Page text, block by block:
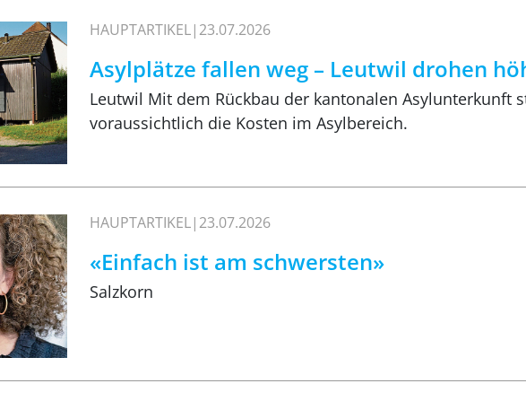
HAUPTARTIKEL 23.07.2026
Asylplätze fallen weg – Leutwil drohen
Leutwil Mit dem Rückbau der kantonalen Asylunterkunft
voraussichtlich die Kosten im Asylbereich.
HAUPTARTIKEL 23.07.2026
«Einfach ist am schwersten»
Salzkorn